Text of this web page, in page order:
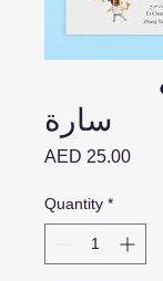
سارة
AED 25.00Price
Quantity *